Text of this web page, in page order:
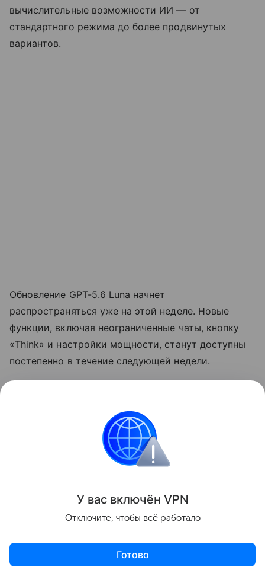
вычислительные возможности ИИ — от
стандартного режима до более продвинутых
вариантов.
Обновление GPT-5.6 Luna начнет
распространяться уже на этой неделе. Новые
функции, включая неограниченные чаты, кнопку
«Think» и настройки мощности, станут доступны
постепенно в течение следующей недели.
колонку размером с хоккейную шайбу.
chatgpt Искусственный
Поделиться
У вас включён VPN
Отключите, чтобы всё работало
Готово